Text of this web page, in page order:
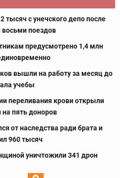
тысяч с унечского депо после
поездов
предусмотрено 1,4 млн
вышли на работу за месяц до
учебы
переливания крови открыли
пять доноров
от наследства ради брата и
960 тысяч
уничтожили 341 дрон